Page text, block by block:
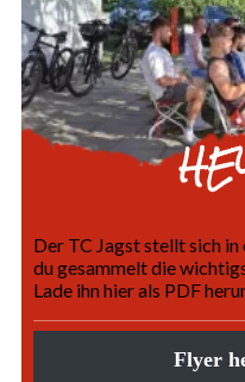
Der TC Jagst stellt sich
du gesammelt die
Lade ihn hier als PDF
Flyer